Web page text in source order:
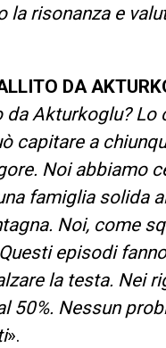
la risonanza e
DA
da Akturkoglu? Lo
capitare a
Noi abbiamo
famiglia solida
Noi, come
episodi
la testa. Nei
50%. Nessun
».